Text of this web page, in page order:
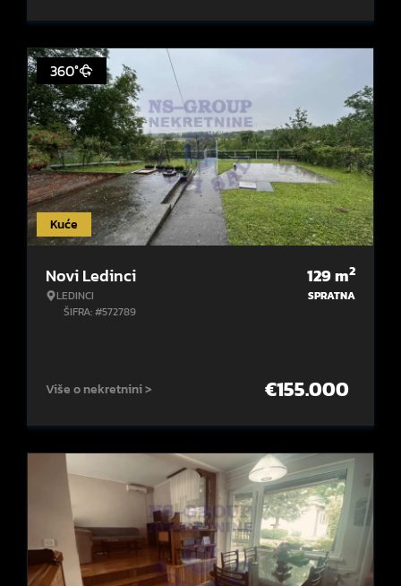
Kuće
360°
Novi Ledinci
LEDINCI
ŠIFRA: #572789
129m2
SPRATNA
Više o nekretnini > €155.000